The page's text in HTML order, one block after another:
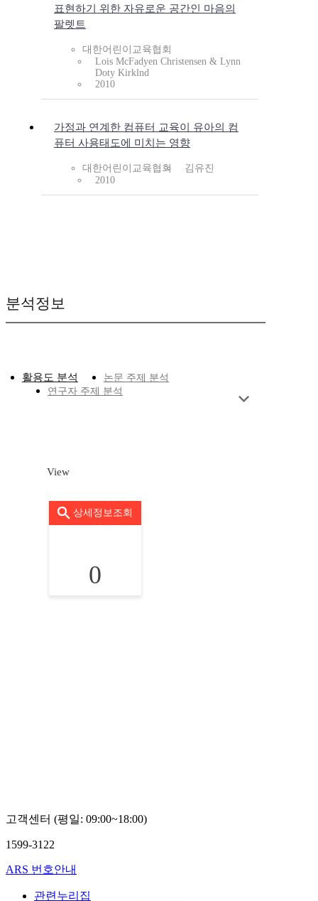
표현하기 위한 자유로운 공간인 마음의
팔렛트
대한어린이교육협회
Lois McFadyen Christensen & Lynn
Doty Kirklnd
2010
가정과 연계한 컴퓨터 교육이 유아의 컴
퓨터 사용태도에 미치는 영향
대한어린이교육협회
김유진
2010
분석정보
활용도 분석
논문 주제 분석
연구자 주제 분석
View
상세정보조회
0
고객센터 (평일: 09:00~18:00)
1599-3122
ARS 번호안내
관련누리집